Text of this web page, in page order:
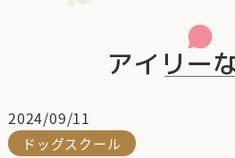
アイリー
2024/09/11
ドッグスクール